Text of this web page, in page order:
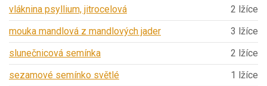
vláknina psyllium, jitrocelová
2 lžíce
mouka mandlová z mandlových jader
3 lžíce
slunečnicová semínka
2 lžíce
sezamové semínko světlé
1 lžíce